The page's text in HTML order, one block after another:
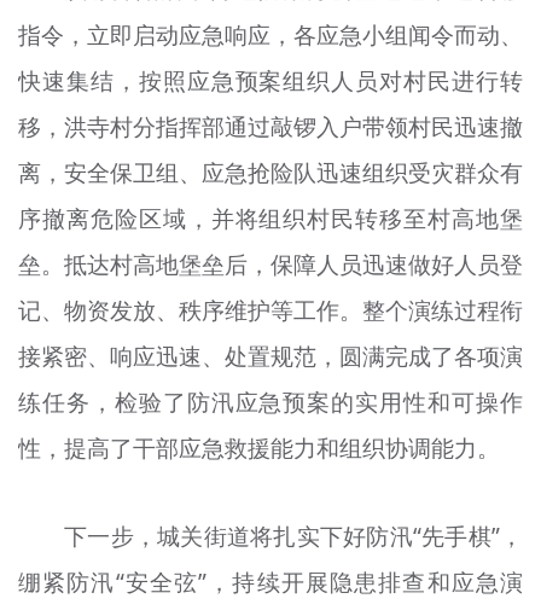
指令，立即启动应急响应，各应急小组闻令而动、
快速集结，按照应急预案组织人员对村民进行转
移，洪寺村分指挥部通过敲锣入户带领村民迅速撤
离，安全保卫组、应急抢险队迅速组织受灾群众有
序撤离危险区域，并将组织村民转移至村高地堡
垒。抵达村高地堡垒后，保障人员迅速做好人员登
记、物资发放、秩序维护等工作。整个演练过程衔
接紧密、响应迅速、处置规范，圆满完成了各项演
练任务，检验了防汛应急预案的实用性和可操作
性，提高了干部应急救援能力和组织协调能力。
下一步，城关街道将扎实下好防汛“先手棋”，
绷紧防汛“安全弦”，持续开展隐患排查和应急演